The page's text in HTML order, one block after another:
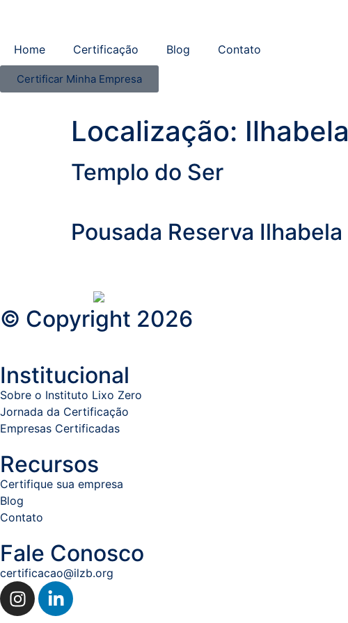
Home Certificação Blog Contato
Certificar Minha Empresa
Localização: Ilhabela
Templo do Ser
Pousada Reserva Ilhabela
© Copyright 2026
Institucional
Sobre o Instituto Lixo Zero
Jornada da Certificação
Empresas Certificadas
Recursos
Certifique sua empresa
Blog
Contato
Fale Conosco
certificacao@ilzb.org